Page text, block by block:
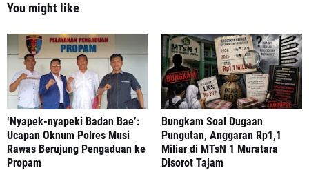
You might like
‘Nyapek-nyapeki Badan Bae’:
Ucapan Oknum Polres Musi
Rawas Berujung Pengaduan ke
Propam
Bungkam Soal Dugaan
Pungutan, Anggaran Rp1,1
Miliar di MTsN 1 Muratara
Disorot Tajam